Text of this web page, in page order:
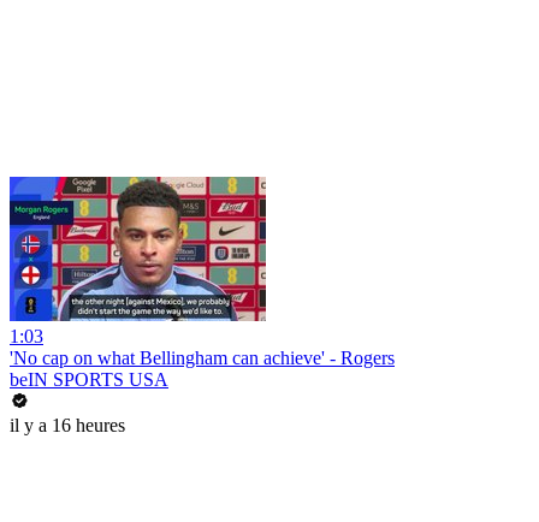
1:03
'No cap on what Bellingham can achieve' - Rogers
beIN SPORTS USA
il y a 16 heures